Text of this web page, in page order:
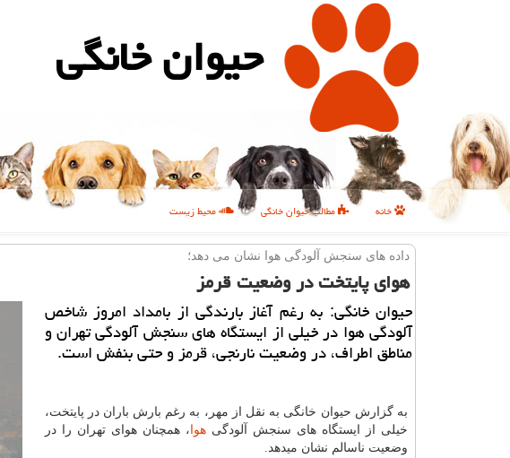
حیوان خانگی
خانه مطالب حیوان خانگی محیط زیست
داده های سنجش آلودگی هوا نشان می دهد؛
هوای پایتخت در وضعیت قرمز
حیوان خانگی: به رغم آغاز بارندگی از بامداد امروز شاخص
آلودگی هوا در خیلی از ایستگاه های سنجش آلودگی تهران و
مناطق اطراف، در وضعیت نارنجی، قرمز و حتی بنفش است.
به گزارش حیوان خانگی به نقل از مهر، به رغم بارش باران در پایتخت،
خیلی از ایستگاه های سنجش آلودگیهوا ، همچنان هوای تهران را در
وضعیت ناسالم نشان میدهد.